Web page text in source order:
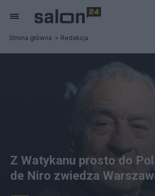
Strona główna Redakcja
Z Watykanu prosto do
de Niro zwiedza